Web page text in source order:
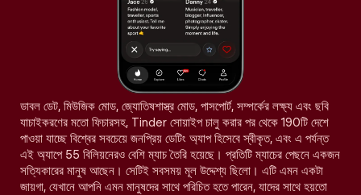
ডাবল ডেট, মিউজিক মোড, জ্যোতিষশাস্ত্র মোড, পাসপোর্ট, সম্পর্কের লক্ষ্য এবং ছবি
যাচাইকরণের মতো ফিচারসহ, Tinder সোয়াইপ চালু করার পর থেকে 190টি দেশে
পাওয়া যাচ্ছে বিশ্বের সবচেয়ে জনপ্রিয় ডেটিং অ্যাপ হিসেবে স্বীকৃত, এবং এ পর্যন্ত
এই অ্যাপে 55 বিলিয়নেরও বেশি ম্যাচ তৈরি হয়েছে। প্রতিটি ম্যাচের পেছনে একজন
সত্যিকারের মানুষ আছেন। সেটিই সবসময় মূল উদ্দেশ্য ছিলো। এটি এমন একটা
জায়গা, যেখানে আপনি এমন মানুষদের সাথে পরিচিত হতে পারেন, যাদের সাথে হয়তো